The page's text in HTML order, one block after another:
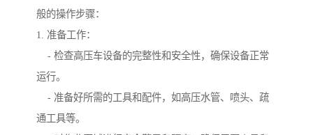
般的操作步骤：
1. 准备工作：
- 检查高压车设备的完整性和安全性，确保设备正常
运行。
- 准备好所需的工具和配件，如高压水管、喷头、疏
通工具等。